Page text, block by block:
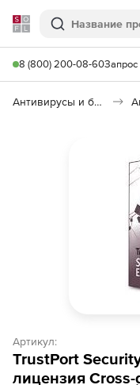
Softline
Поиск
8 (800) 200-08-60
Антивирусы и безопасность
Артикул:
TrustPort
лицензия Cross-